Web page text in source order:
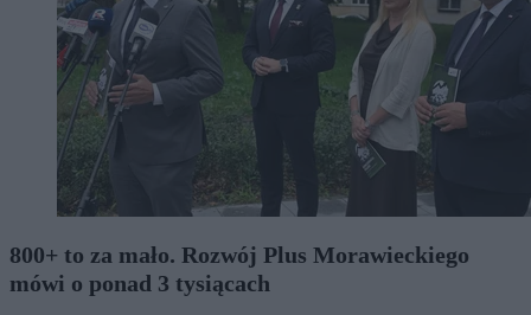
800+ to za mało. Rozwój Plus Morawieckiego
mówi o ponad 3 tysiącach